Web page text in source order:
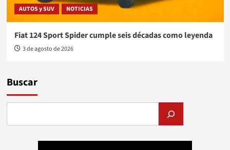
AUTOS y SUV NOTICIAS
Fiat 124 Sport Spider cumple seis décadas como leyenda
3 de agosto de 2026
Buscar